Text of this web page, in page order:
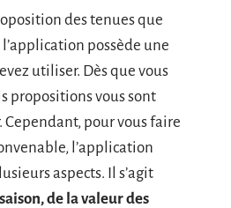
des tenues que
possède une
utiliser. Dès que vous
propositions vous sont
Cependant, pour vous faire
l’application
aspects. Il s’agit
de la valeur des